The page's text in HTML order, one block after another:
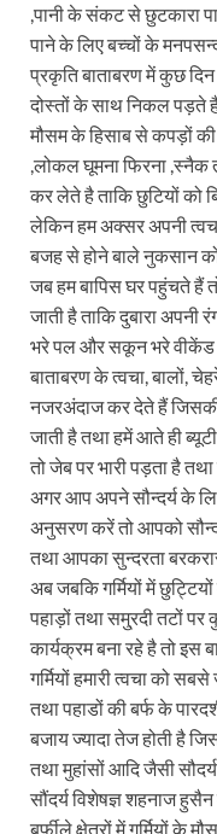
,पानी के संकट से छुटकारा
पाने के लिए बच्चों के
प्रकृति बाताबरण में कुछ
दोस्तों के साथ निकल पड़ते
मौसम के हिसाब से कपड़ों
,लोकल घूमना फिरना ,स्नैक
कर लेते है ताकि छुटियों को
लेकिन हम अक्सर अपनी
बजह से होने बाले नुकसान
जब हम बापिस घर पहुंचते हैं
जाती है ताकि दुबारा
भरे पल और सकून भरे वीकेंड
बाताबरण के त्वचा, बालों,
नजरअंदाज कर देते हैं
जाती है तथा हमें आते ही
तो जेब पर भारी पड़ता है
अगर आप अपने सौन्दर्य के
अनुसरण करें तो आपको
तथा आपका सुन्दरता
अब जबकि गर्मियों में
पहाड़ों तथा समु्रदी तटों
कार्यक्रम बना रहे है तो इस
गर्मियों हमारी त्वचा को
तथा पहाडों की बर्फ के
बजाय ज्यादा तेज होती है
तथा मुहांसों आदि जैसी
सौंदर्य विशेषज्ञ शहनाज
बर्फीले क्षेत्रों में गर्मियों के